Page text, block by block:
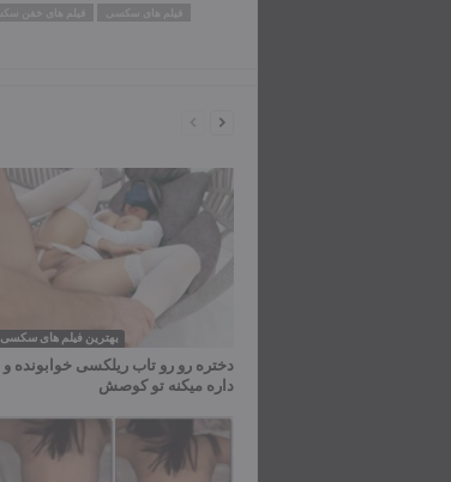
بهترین فیلم های سکسی
دختره رو رو تاب ریلکسی خوابونده و
داره میکنه تو کوصش